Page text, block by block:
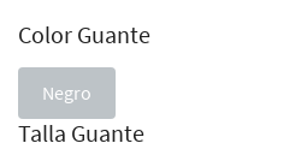
Color Guante
Negro
Talla Guante